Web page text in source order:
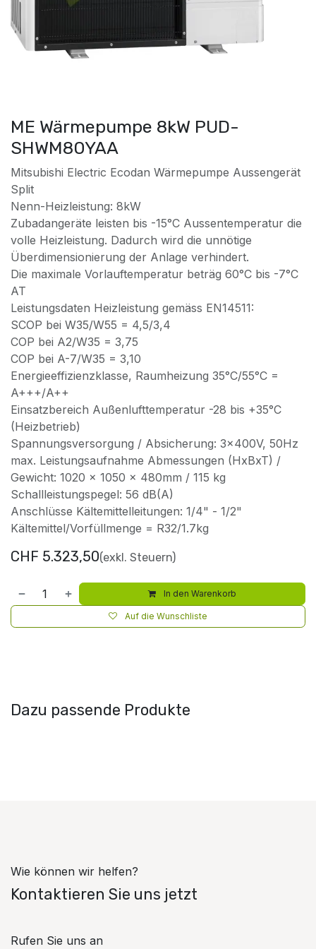
ME Wärmepumpe 8kW PUD-
SHWM80YAA
Mitsubishi Electric Ecodan Wärmepumpe Aussengerät
Split
Nenn-Heizleistung: 8kW
Zubadangeräte leisten bis -15°C Aussentemperatur die
volle Heizleistung. Dadurch wird die unnötige
Überdimensionierung der Anlage verhindert.
Die maximale Vorlauftemperatur beträg 60°C bis -7°C
AT
Leistungsdaten Heizleistung gemäss EN14511:
SCOP bei W35/W55 = 4,5/3,4
COP bei A2/W35 = 3,75
COP bei A-7/W35 = 3,10
Energieeffizienzklasse, Raumheizung 35°C/55°C =
A+++/A++
Einsatzbereich Außenlufttemperatur -28 bis +35°C
(Heizbetrieb)
Spannungsversorgung / Absicherung: 3x400V, 50Hz
max. Leistungsaufnahme Abmessungen (HxBxT) /
Gewicht: 1020 x 1050 x 480mm / 115 kg
Schallleistungspegel: 56 dB(A)
Anschlüsse Kältemittelleitungen: 1/4" - 1/2"
Kältemittel/Vorfüllmenge = R32/1.7kg
CHF 5.323,50(exkl. Steuern)
In den Warenkorb
Auf die Wunschliste
Dazu passende Produkte
Wie können wir helfen?
Kontaktieren Sie uns jetzt
Rufen Sie uns an